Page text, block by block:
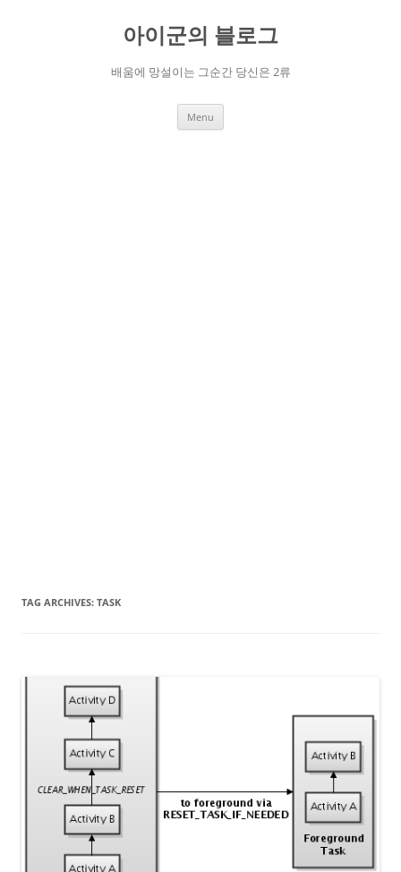
아이군의 블로그
배움에 망설이는 그순간 당신은 2류
Menu
TAG ARCHIVES: TASK